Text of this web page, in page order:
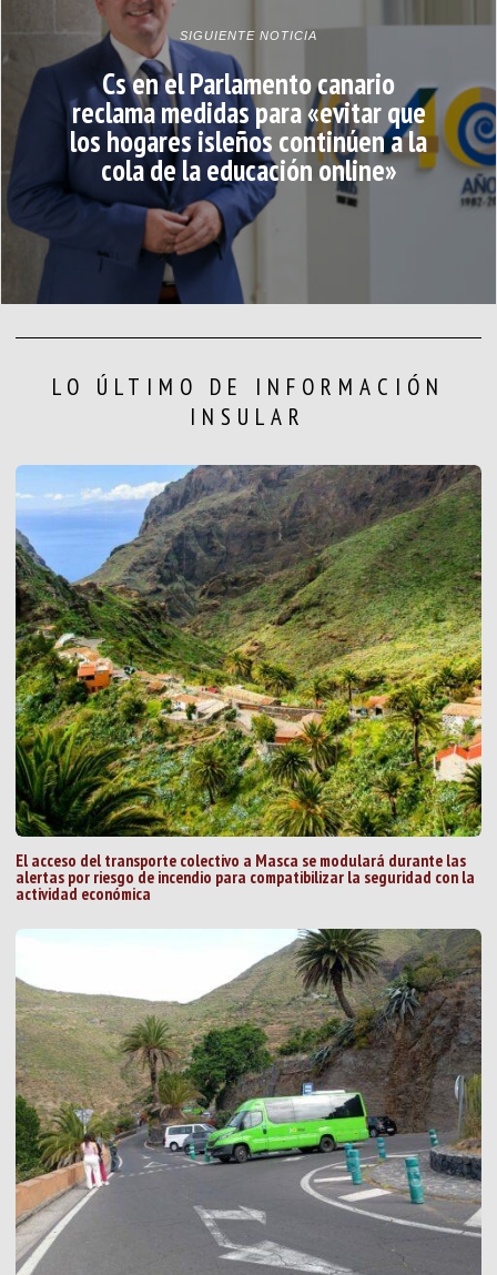
SIGUIENTE NOTICIA
Cs en el Parlamento canario
reclama medidas para «evitar que
los hogares isleños continúen a la
cola de la educación online»
LO ÚLTIMO DE INFORMACIÓN
INSULAR
El acceso del transporte colectivo a Masca se modulará durante las
alertas por riesgo de incendio para compatibilizar la seguridad con la
actividad económica